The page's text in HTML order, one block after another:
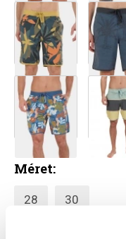
Méret:
28 30